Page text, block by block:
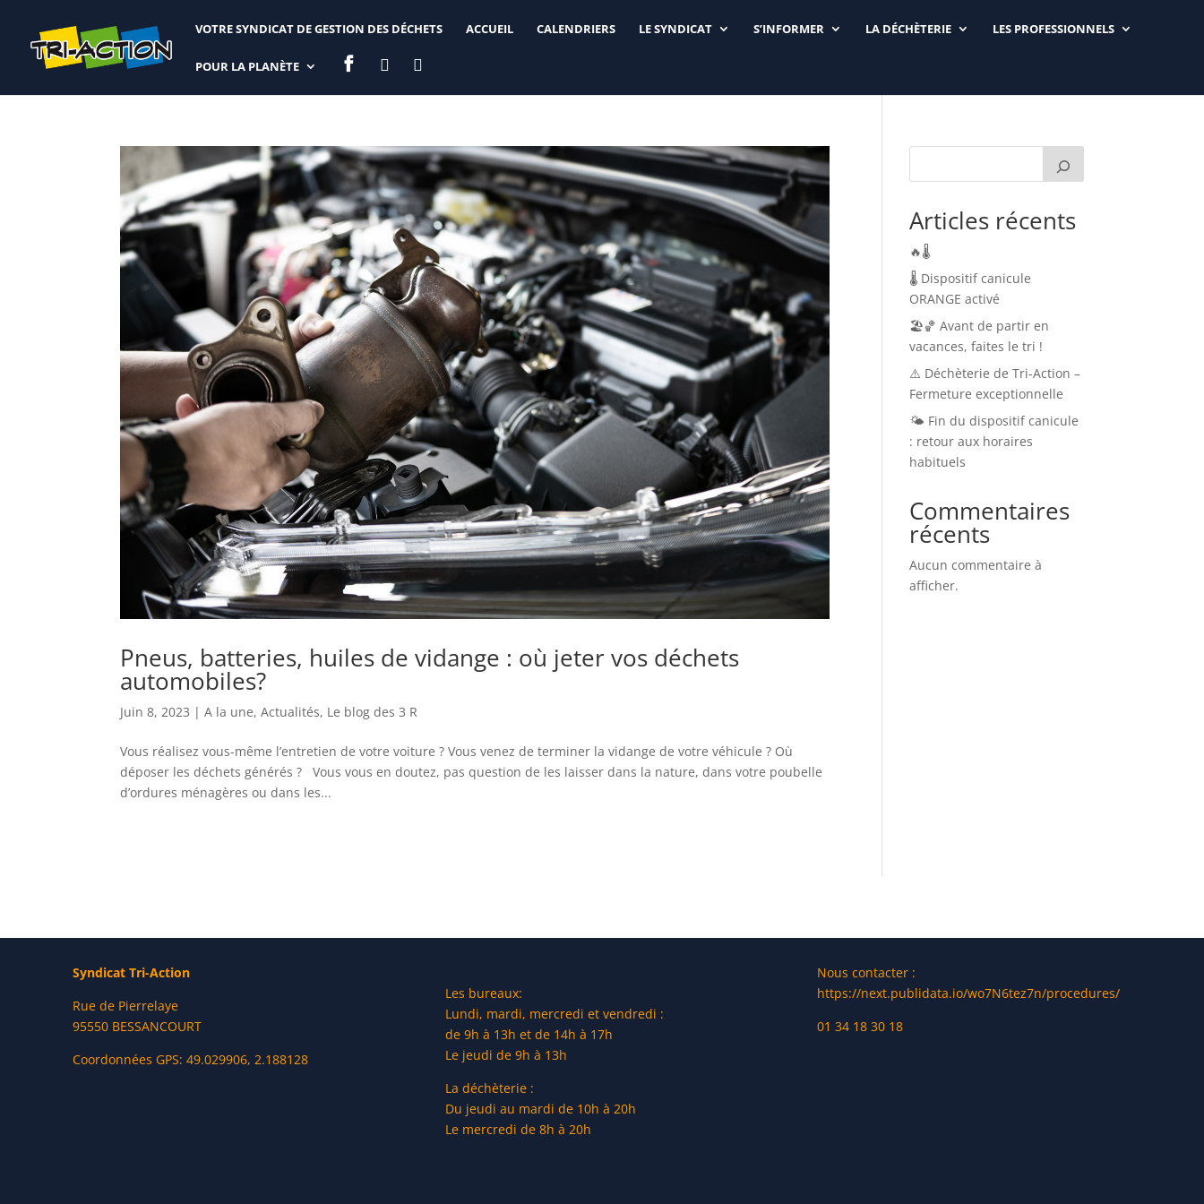
VOTRE SYNDICAT DE GESTION DES DÉCHETS ACCUEIL CALENDRIERS LE SYNDICAT S’INFORMER LA DÉCHÈTERIE LES PROFESSIONNELS
POUR LA PLANÈTE   
Pneus, batteries, huiles de vidange : où jeter vos déchets
automobiles?
Juin 8, 2023 |A la une,Actualités, Le blog des 3 R
Vous réalisez vous-même l’entretien de votre voiture ? Vous venez de terminer la vidange de votre véhicule ? Où
déposer les déchets générés ? Vous vous en doutez, pas question de les laisser dans la nature, dans votre poubelle
d’ordures ménagères ou dans les...
Articles récents
🔥🌡️
🌡️ Dispositif canicule
ORANGE activé
🏖️🏀 Avant de partir en
vacances, faites le tri !
⚠️ Déchèterie de Tri-Action –
Fermeture exceptionnelle
🌤️ Fin du dispositif canicule
: retour aux horaires
habituels
Commentaires
récents
Aucun commentaire à
afficher.
Syndicat Tri-Action
Rue de Pierrelaye
95550 BESSANCOURT
Coordonnées GPS: 49.029906, 2.188128
Les bureaux:
Lundi, mardi, mercredi et vendredi :
de 9h à 13h et de 14h à 17h
Le jeudi de 9h à 13h
La déchèterie :
Du jeudi au mardi de 10h à 20h
Le mercredi de 8h à 20h
Nous contacter :
https://next.publidata.io/wo7N6tez7n/procedures/
01 34 18 30 18